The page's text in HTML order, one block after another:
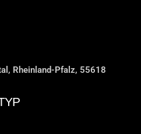
Rheinland-Pfalz, 55618